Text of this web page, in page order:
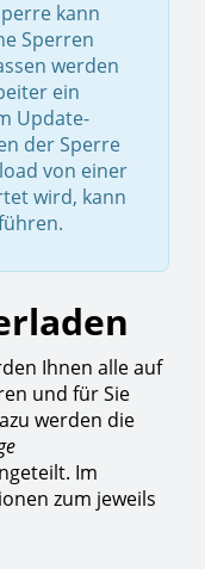
kann
Sperren
werden
ein
Update-
der Sperre
von einer
wird, kann
Ihnen alle auf
und für Sie
werden die
Im
zum jeweils